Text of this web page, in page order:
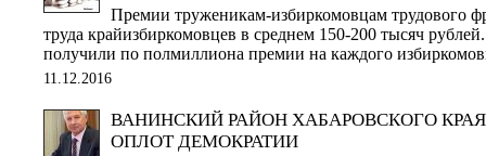
Премии труженикам-избиркомовцам трудового
труда крайизбиркомовцев в среднем 150-200 тысяч
получили по полмиллиона премии на каждого
11.12.2016
ВАНИНСКИЙ РАЙОН ХАБАРОВСКОГО
ОПЛОТ ДЕМОКРАТИИ